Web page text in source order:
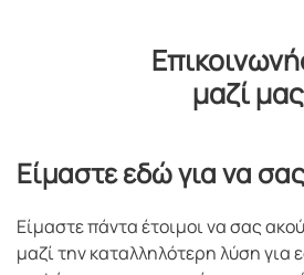
μαζί μας
Είμαστε εδώ για να
Είμαστε πάντα έτοιμοι να σας
μαζί την καταλληλότερη λύση